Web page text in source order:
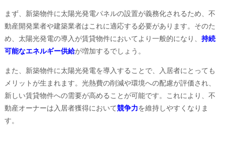
まず、新築物件に太陽光発電パネルの設置が義務化されるため、不
動産開発業者や建築業者はこれに適応する必要があります。そのた
め、太陽光発電の導入が賃貸物件においてより一般的になり、 持続
可能なエネルギー供給が増加するでしょう。
また、新築物件に太陽光発電を導入することで、入居者にとっても
メリットが生まれます。光熱費の削減や環境への配慮が評価され、
新しい賃貸物件への需要が高めることが可能です。これにより、不
動産オーナーは入居者獲得において競争力を維持しやすくなりま
す。